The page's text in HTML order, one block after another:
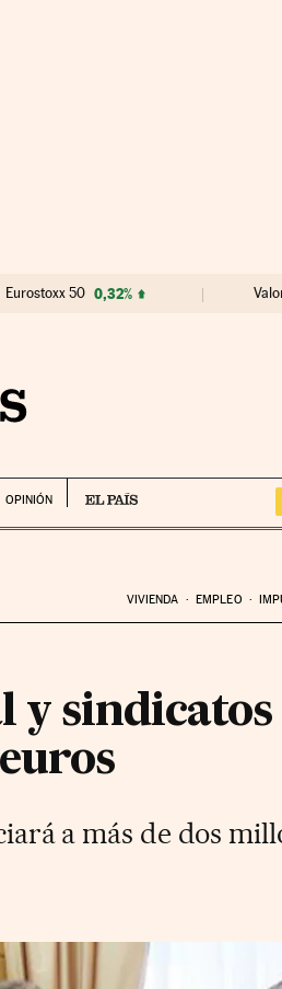
Eurostoxx 50 0,32%
OPINIÓN
VIVIENDA EMPLEO
y sindicatos
a más de dos